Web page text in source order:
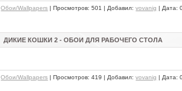
Обои/Wallpapers | Просмотров: 501 | Добавил:vovanig | Дата:
ДИКИЕ КОШКИ 2 - ОБОИ ДЛЯ РАБОЧЕГО СТОЛА
Обои/Wallpapers | Просмотров: 419 | Добавил:vovanig | Дата: